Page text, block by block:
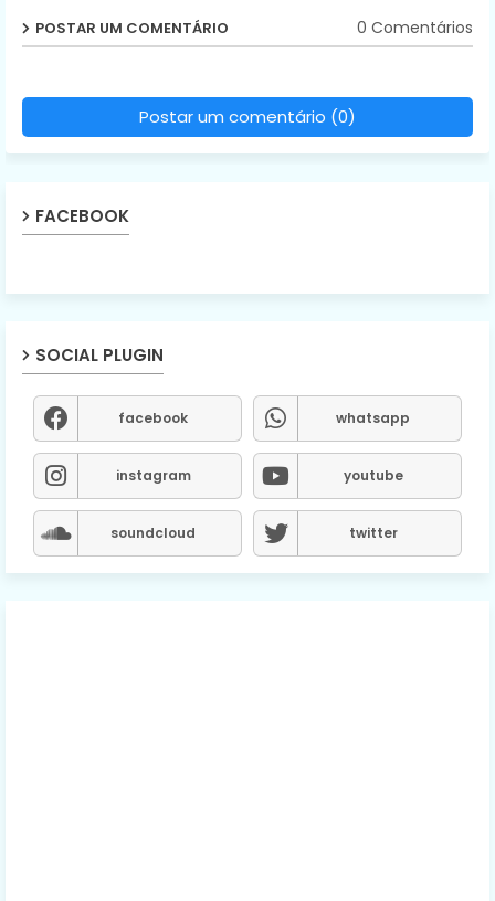
POSTAR UM COMENTÁRIO 0 Comentários
Postar um comentário (0)
FACEBOOK
SOCIAL PLUGIN
facebook whatsapp
instagram youtube
soundcloud twitter